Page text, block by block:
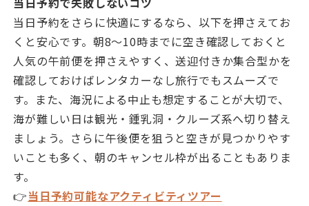
当日予約をさらに快適にするなら、以下を押さえてお
くと安心です。朝8〜10時までに空き確認しておくと
人気の午前便を押さえやすく、送迎付きか集合型かを
確認しておけばレンタカーなし旅行でもスムーズで
す。また、海況による中止も想定することが大切で、
海が難しい日は観光・鍾乳洞・クルーズ系へ切り替え
ましょう。さらに午後便を狙うと空きが見つかりやす
いことも多く、朝のキャンセル枠が出ることもありま
す。
👉当日予約可能なアクティビティツアー